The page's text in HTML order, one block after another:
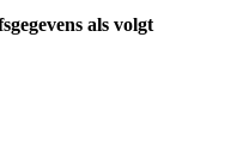
als volgt